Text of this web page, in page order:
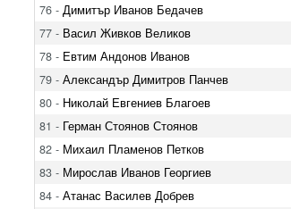
76 - Димитър Иванов Бедачев
77 - Васил Живков Великов
78 - Евтим Андонов Иванов
79 - Александър Димитров Панчев
80 - Николай Евгениев Благоев
81 - Герман Стоянов Стоянов
82 - Михаил Пламенов Петков
83 - Мирослав Иванов Георгиев
84 - Атанас Василев Добрев